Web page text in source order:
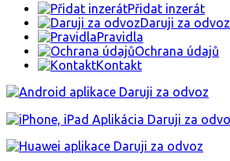
Přidat inzerát
Daruji za odvoz
Pravidla
Ochrana údajů
Kontakt